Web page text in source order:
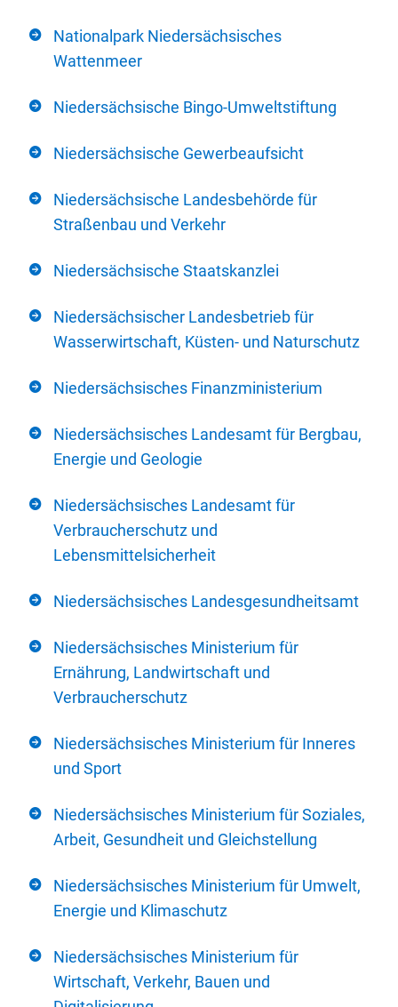
Nationalpark Niedersächsisches
Wattenmeer
Niedersächsische Bingo-Umweltstiftung
Niedersächsische Gewerbeaufsicht
Niedersächsische Landesbehörde für
Straßenbau und Verkehr
Niedersächsische Staatskanzlei
Niedersächsischer Landesbetrieb für
Wasserwirtschaft, Küsten- und Naturschutz
Niedersächsisches Finanzministerium
Niedersächsisches Landesamt für Bergbau,
Energie und Geologie
Niedersächsisches Landesamt für
Verbraucherschutz und
Lebensmittelsicherheit
Niedersächsisches Landesgesundheitsamt
Niedersächsisches Ministerium für
Ernährung, Landwirtschaft und
Verbraucherschutz
Niedersächsisches Ministerium für Inneres
und Sport
Niedersächsisches Ministerium für Soziales,
Arbeit, Gesundheit und Gleichstellung
Niedersächsisches Ministerium für Umwelt,
Energie und Klimaschutz
Niedersächsisches Ministerium für
Wirtschaft, Verkehr, Bauen und